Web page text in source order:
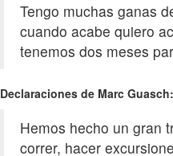
Tengo muchas ganas
cuando acabe quiero
tenemos dos meses
Declaraciones de Marc Guasch:
Hemos hecho un gran
correr, hacer